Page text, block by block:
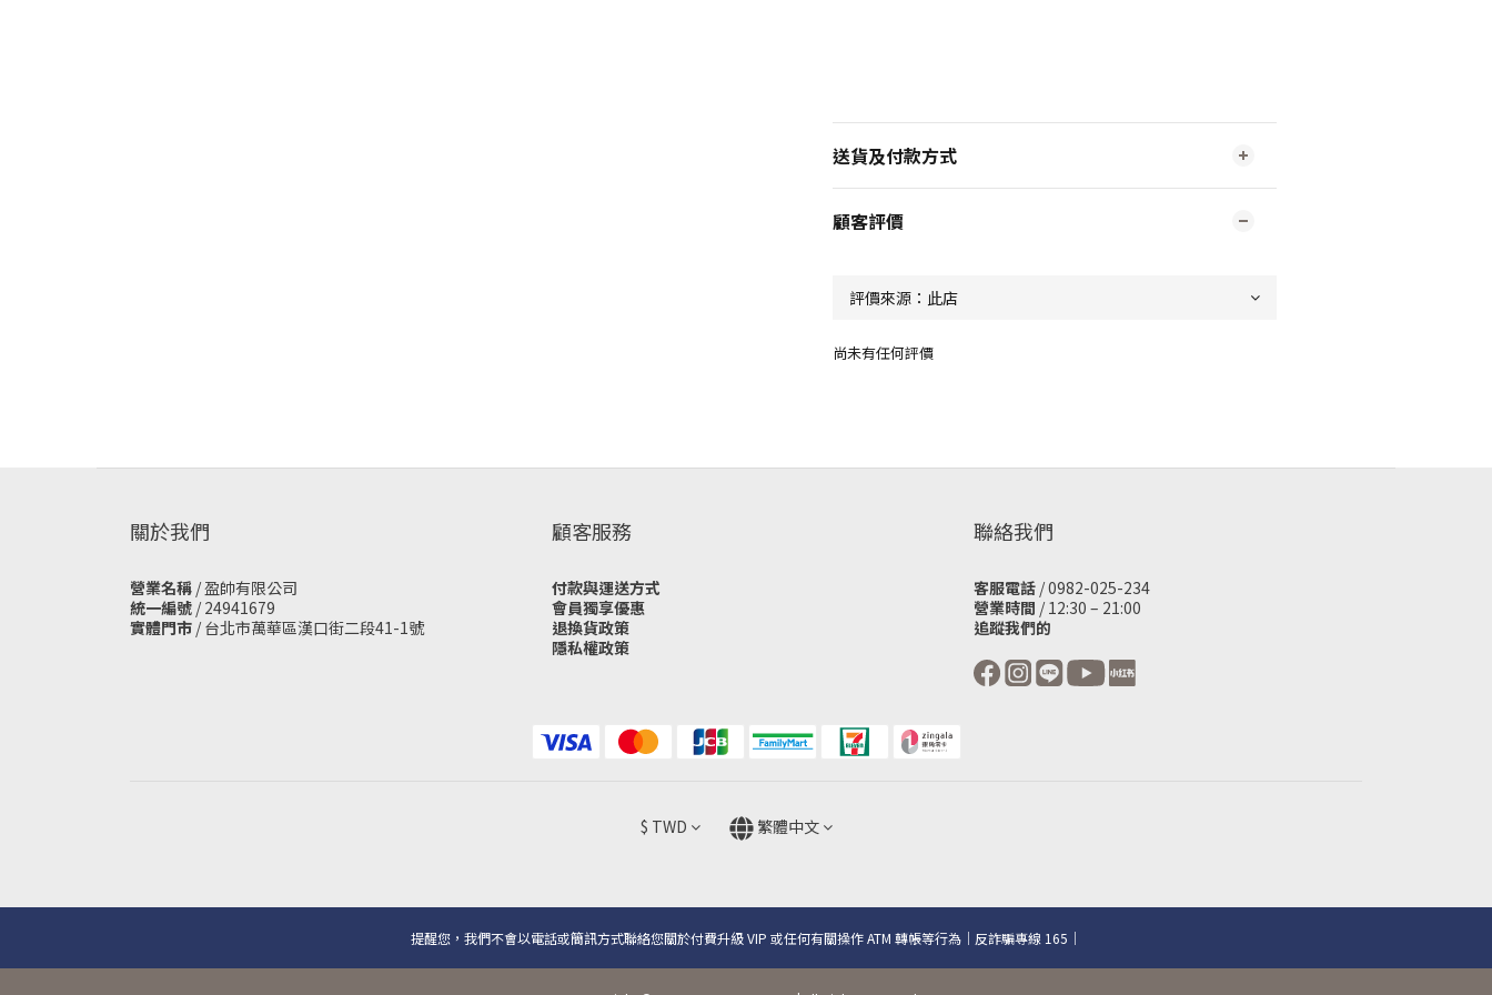
送貨及付款方式
顧客評價
尚未有任何評價
關於我們
營業名稱 / 盈帥有限公司
統一編號 / 24941679
實體門市 / 台北市萬華區漢口街二段41-1號
顧客服務
付款與運送方式
會員獨享優惠
退換貨政策
隱私權政策
聯絡我們
客服電話 / 0982-025-234
營業時間 / 12:30 – 21:00
追蹤我們的
$ TWD 繁體中文
提醒您，我們不會以電話或簡訊方式聯絡您關於付費升級 VIP 或任何有關操作 ATM 轉帳等行為｜反詐騙專線 165｜